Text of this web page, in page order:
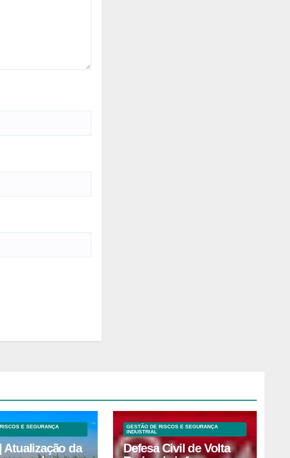
E SEGURANÇA
Atualização da
GESTÃO DE RISCOS E SEGURANÇA
INDUSTRIAL
Defesa Civil de Volta